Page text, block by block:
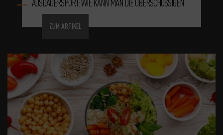
AUSDAUERSPORT: WIE KANN MAN DIE ÜBERSCHÜSSIGEN
ZUM ARTIKEL